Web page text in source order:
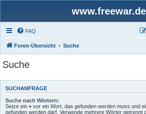
www.freewar.de
FAQ
Foren-Übersicht Suche
Suche
SUCHANFRAGE
Suche nach Wörtern:
Setze ein + vor ein Wort, das gefunden werden muss und
gefunden werden darf. Verwende mehrere Wörter getrennt